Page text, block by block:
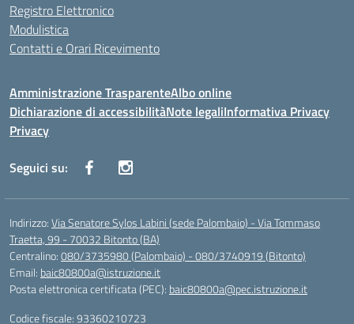
Registro Elettronico
Modulistica
Contatti e Orari Ricevimento
Amministrazione TrasparenteAlbo online
Dichiarazione di accessibilitàNote legaliInformativa Privacy
Privacy
Seguici su:
Indirizzo:Via Senatore Sylos Labini (sede Palombaio) - Via Tommaso
Traetta, 99 - 70032 Bitonto (BA)
Centralino:080/3735980 (Palombaio) - 080/3740919 (Bitonto)
Email: baic80800a@istruzione.it
Posta elettronica certificata (PEC): baic80800a@pec.istruzione.it
Codice fiscale: 93360210723